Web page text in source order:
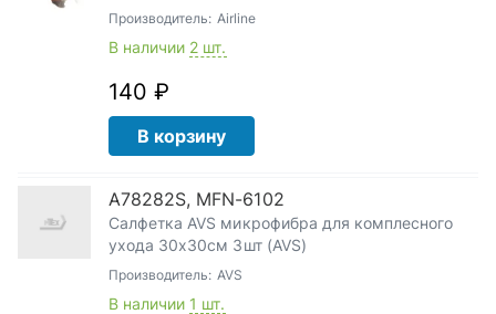
Производитель: Airline
В наличии 2 шт.
140 ₽
В корзину
A78282S, MFN-6102
Салфетка AVS микрофибра для комплесного
ухода 30х30см 3шт (AVS)
Производитель: AVS
В наличии 1 шт.